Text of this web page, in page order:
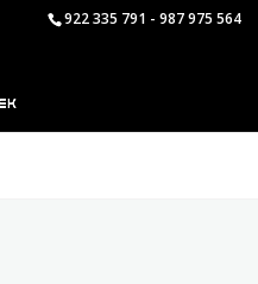
922 335 791 - 987 975 564